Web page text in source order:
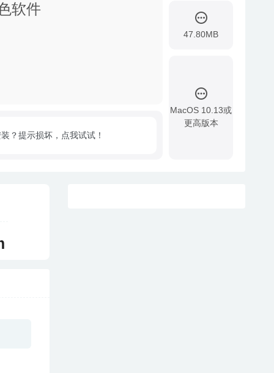
软件
47.80MB
MacOS 10.13或
更高版本
？提示损坏，点我试试！
04-26